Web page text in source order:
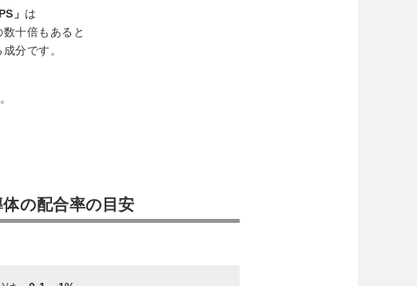
」 は
十倍もあると
分です。
の配合率の目安